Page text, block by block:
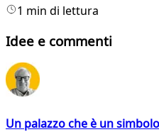
1 min di lettura
Idee e commenti
Un palazzo che è un